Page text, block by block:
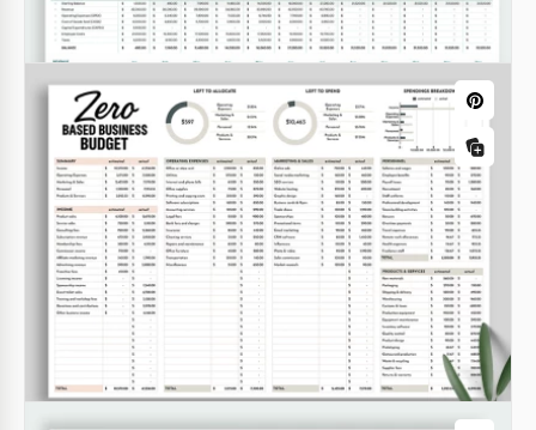
implementación de planes financieros para el
próximo mes.
Google Sheets
Plantilla de presupuesto para empresas
emergentes - Editable y estructurada
Nuestra Plantilla de Presupuesto de Negocios
Startup es adecuada para cualquier empresa que
quiera sistematizar y monitorear aspectos
esenciales de la actividad emprendedora.
Google Sheets